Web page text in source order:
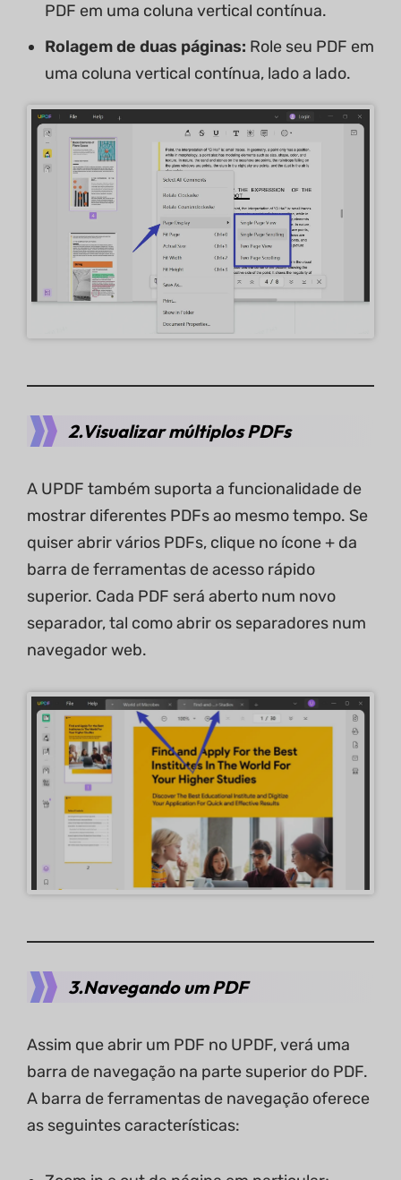
PDF em uma coluna vertical contínua.
Rolagem de duas páginas: Role seu PDF em
uma coluna vertical contínua, lado a lado.
2.Visualizar múltiplos PDFs
A UPDF também suporta a funcionalidade de
mostrar diferentes PDFs ao mesmo tempo. Se
quiser abrir vários PDFs, clique no ícone + da
barra de ferramentas de acesso rápido
superior. Cada PDF será aberto num novo
separador, tal como abrir os separadores num
navegador web.
3.Navegando um PDF
Assim que abrir um PDF no UPDF, verá uma
barra de navegação na parte superior do PDF.
A barra de ferramentas de navegação oferece
as seguintes características: